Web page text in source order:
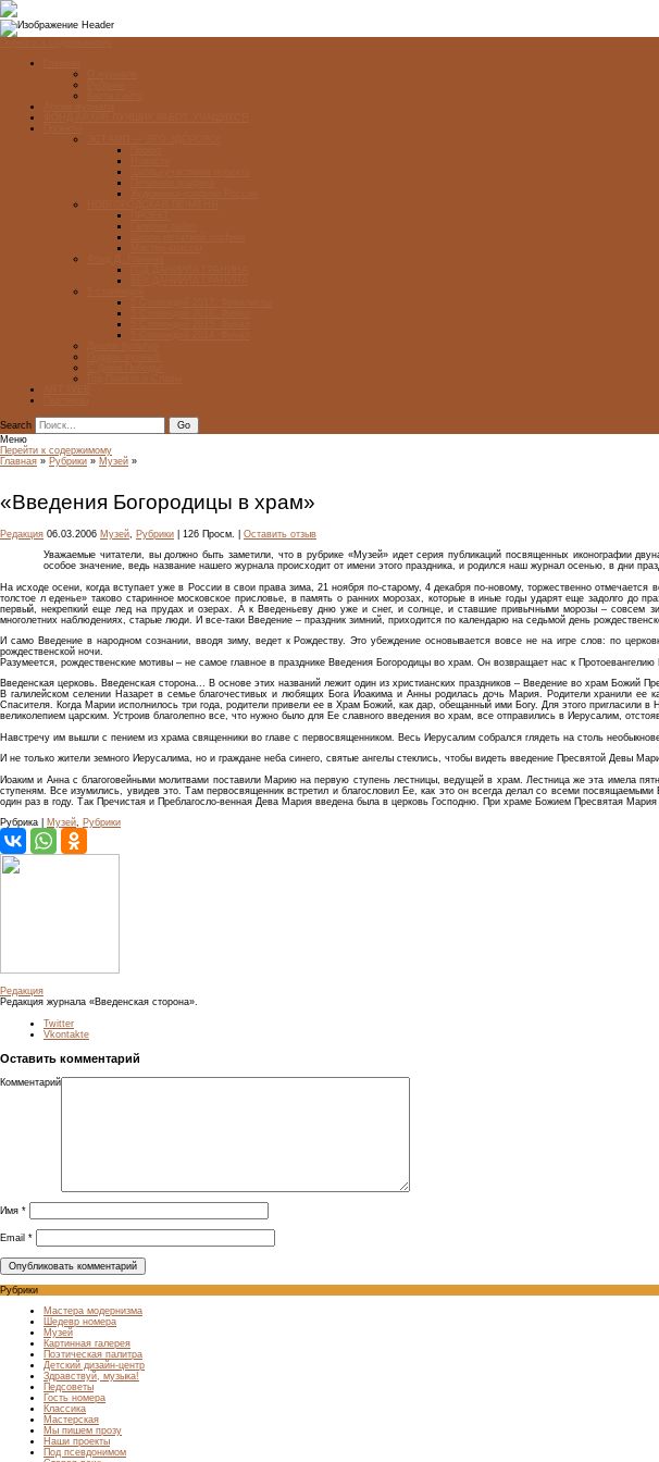
Search
Меню
Перейти к содержимому
Главная » Рубрики » Музей »
«Введения Богородицы в храм»
Редакция 06.03.2006 Музей Рубрики | 126 Просм. | Оставить отзыв
Уважаемые читатели, вы должно быть заметили, что в рубрике «Музей» идет серия публикаций посвященных иконографии
особое значение, ведь название нашего журнала происходит от имени этого праздника, и родился наш журнал осенью, в дни
На исходе осени, когда вступает уже в России в свои права зима, 21 ноября по-старому, 4 декабря по-новому, торжественно
толстое л еденье» таково старинное московское присловье, в память о ранних морозах, которые в иные годы ударят еще задолго до
первый, некрепкий еще лед на прудах и озерах. А к Введеньеву дню уже и снег, и солнце, и ставшие привычными морозы – совсем
многолетних наблюдениях, старые люди. И все-таки Введение – праздник зимний, приходится по календарю на седьмой день
И само Введение в народном сознании, вводя зиму, ведет к Рождеству. Это убеждение основывается вовсе не на игре слов: по
рождественской ночи.
Разумеется, рождественские мотивы – не самое главное в празднике Введения Богородицы во храм. Он возвращает нас к
Введенская церковь. Введенская сторона... В основе этих названий лежит один из христианских праздников – Введение во храм Божий
В галилейском селении Назарет в семье благочестивых и любящих Бога Иоакима и Анны родилась дочь Мария. Родители хранили
Спасителя. Когда Марии исполнилось три года, родители привели ее в Храм Божий, как дар, обещанный ими Богу. Для этого пригласили
великолепием царским. Устроив благолепно все, что нужно было для Ее славного введения во храм, все отправились в Иерусалим,
Навстречу им вышли с пением из храма священники во главе с первосвященником. Весь Иерусалим собрался глядеть на столь
И не только жители земного Иерусалима, но и граждане неба синего, святые ангелы стеклись, чтобы видеть введение Пресвятой Девы
Иоаким и Анна с благоговейными молитвами поставили Марию на первую ступень лестницы, ведущей в храм. Лестница же эта имела
ступеням. Все изумились, увидев это. Там первосвященник встретил и благословил Ее, как это он всегда делал со всеми
один раз в году. Так Пречистая и Преблагосло-венная Дева Мария введена была в церковь Господню. При храме Божием Пресвятая
Рубрика | Музей Рубрики
Редакция
Редакция журнала «Введенская сторона».
Twitter
Vkontakte
Оставить комментарий
Комментарий
Имя *
Email *
Рубрики
Мастера модернизма
Шедевр номера
Музей
Картинная галерея
Поэтическая палитра
Детский дизайн-центр
Здравствуй, музыка!
Педсоветы
Гость номера
Классика
Мастерская
Мы пишем прозу
Наши проекты
Под псевдонимом